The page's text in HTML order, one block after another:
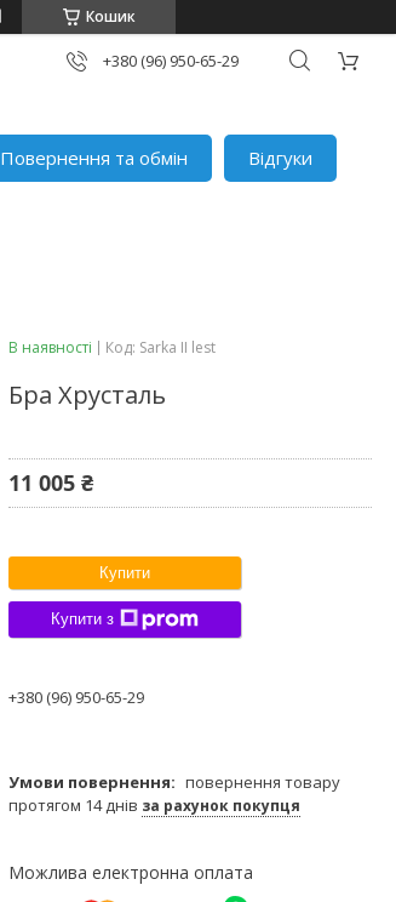
Кошик
+380 (96) 950-65-29
Повернення та обмін
Відгуки
В наявності Код: Sarka II lest
Бра Хрусталь
11 005 ₴
Купити
Купити з
+380 (96) 950-65-29
повернення товару
протягом 14 днів за рахунок покупця